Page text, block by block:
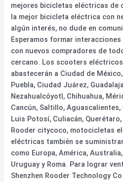
mejores bicicletas eléctricas de
la mejor bicicleta eléctrica con
algún interés, no dude en
Esperamos formar
con nuevos compradores de
cercano. Los scooters
abastecerán a Ciudad de
Puebla, Ciudad Juárez,
Nezahualcóyotl, Chihuahua,
Cancún, Saltillo,
Luis Potosí, Culiacán,
Rooder citycoco, motocicletas
eléctricas también se
como Europa, América,
Uruguay y Roma. Para lograr
Shenzhen Rooder Technology